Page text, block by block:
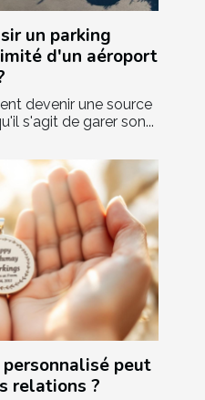
un parking
d'un aéroport
devenir une source
s'agit de garer son...
peut
relations ?